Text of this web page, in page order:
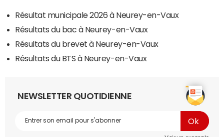
Résultat municipale 2026 à Neurey-en-Vaux
Résultats du bac à Neurey-en-Vaux
Résultats du brevet à Neurey-en-Vaux
Résultats du BTS à Neurey-en-Vaux
NEWSLETTER QUOTIDIENNE